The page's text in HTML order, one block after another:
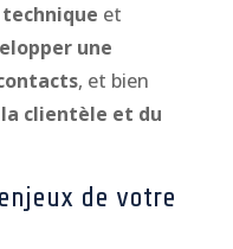
technique et
une
, et bien
clientèle et du
de votre